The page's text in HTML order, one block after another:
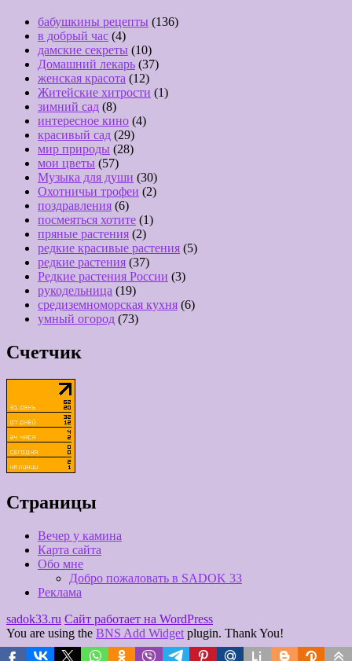
бабушкины рецепты (136)
в добрый час (4)
дамские секреты (10)
Домашний лекарь (37)
женская красота (12)
Житейские хитрости (1)
зимний сад (8)
интересное кино (4)
красивый сад (29)
мир природы (28)
мои цветы (57)
Музыка для души (30)
Охотничьи трофеи (2)
поздравления (6)
посмеяться хотите (1)
пряные растения (2)
редкие красивые растения (5)
редкие растения (37)
Редкие растения России (3)
рукодельница (19)
средиземноморская кухня (6)
умный огород (73)
Счетчик
Страницы
Вечер у камина
Карта сайта
Обо мне
Добро пожаловать в SADOK 33
Реклама
sadok33.ru Сайт работает на WordPress
You are using the BNS Add Widget plugin. Thank You!